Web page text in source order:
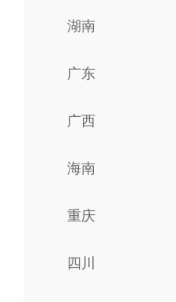
湖南
广东
广西
海南
重庆
四川